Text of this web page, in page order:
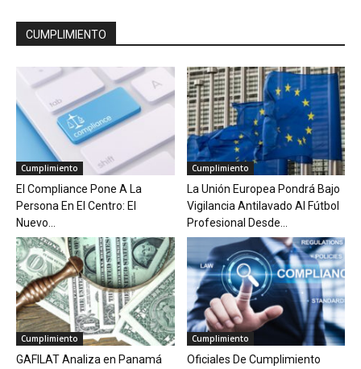
CUMPLIMIENTO
Cumplimiento
El Compliance Pone A La
Persona En El Centro: El
Nuevo...
Cumplimiento
La Unión Europea Pondrá Bajo
Vigilancia Antilavado Al Fútbol
Profesional Desde...
Cumplimiento
GAFILAT Analiza en Panamá
Cumplimiento
Oficiales De Cumplimiento